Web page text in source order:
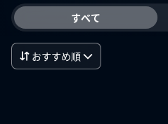
すべて
おすすめ順